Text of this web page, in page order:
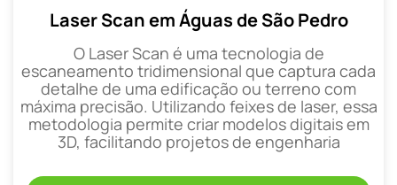
Laser Scan em Águas de São Pedro
O Laser Scan é uma tecnologia de
escaneamento tridimensional que captura cada
detalhe de uma edificação ou terreno com
máxima precisão. Utilizando feixes de laser, essa
metodologia permite criar modelos digitais em
3D, facilitando projetos de engenharia